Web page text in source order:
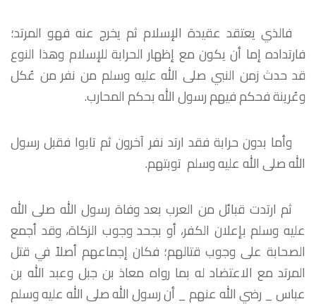
فالذي يعتقد عقيدة الإسلام ثم يخرج عنه فهو المرتد؛
فارتداده إما أن يكون مع إظهار الحرابة للإسلام وهذا النوع
قد حدث زمن النبي صلى الله عليه وسلم من نفر من عُكل
وعُرينة فحكم فيهم رسول الله بحكم المحارب.
وأما بدون حرابة فقد ارتد نفر آخرون ثم تابوا فقبل رسول
الله صلى الله عليه وسلم توبتهم.
ثم ارتدت قبائل من العرب بعد وفاة رسول الله صلى الله
عليه وسلم بإعلان الكفر، أو بجحد وجوب الزكاة، وقد أجمع
الصحابة على وجوب قتالهم؛ فكان إجماعهم أصلاً في قتل
المرتد مع الاعتضاد له بما رواه معاذ بن جبل وعبد الله بن
عباس _ رضي الله عنهم _ أن رسول الله صلى الله عليه وسلم